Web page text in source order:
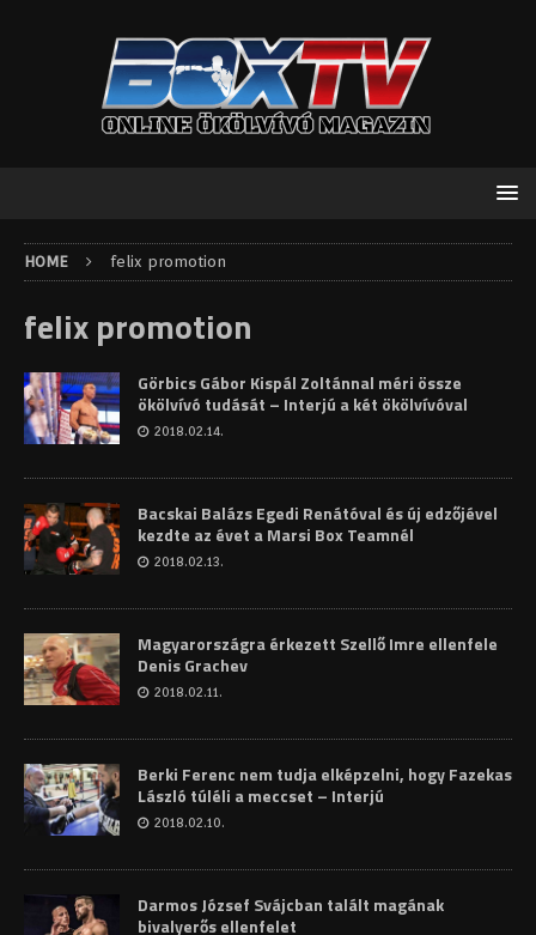
HOME felix promotion
felix promotion
Görbics Gábor Kispál Zoltánnal méri össze
ökölvívó tudását – Interjú a két ökölvívóval
2018.02.14.
Bacskai Balázs Egedi Renátóval és új edzőjével
kezdte az évet a Marsi Box Teamnél
2018.02.13.
Magyarországra érkezett Szellő Imre ellenfele
Denis Grachev
2018.02.11.
Berki Ferenc nem tudja elképzelni, hogy Fazekas
László túléli a meccset – Interjú
2018.02.10.
Darmos József Svájcban talált magának
bivalyerős ellenfelet